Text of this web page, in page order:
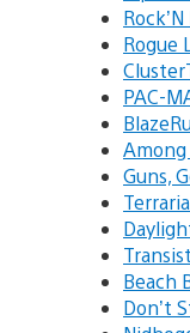
Rogue
PAC-
Guns,
Beach
Don’t